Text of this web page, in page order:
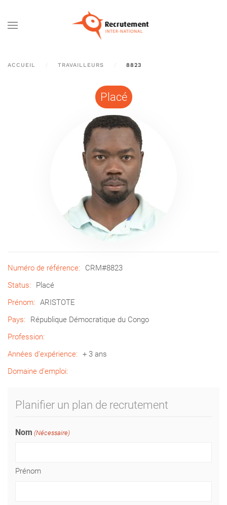
Passer au contenu principal
ACCUEIL TRAVAILLEURS 8823
Placé
Numéro de référence:
CRM#8823
Status:
Placé
Prénom:
ARISTOTE
Pays:
République Démocratique du Congo
Profession:
Années d’expérience:
+ 3 ans
Domaine d’emploi:
Planifier un plan de recrutement
Nom (Nécessaire)
Prénom